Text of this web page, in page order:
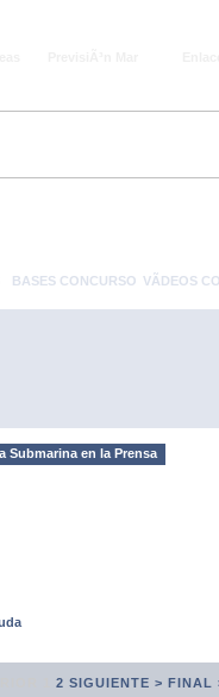
BASES CONCURSO VÃ­DEOS
Submarina en la Prensa
2 SIGUIENTE > FINAL